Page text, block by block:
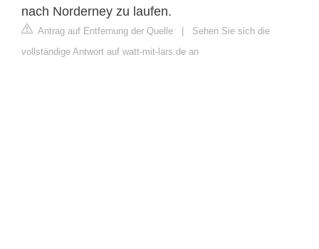
nach Norderney zu laufen.
Antrag auf Entfernung der Quelle | Sehen Sie sich die
vollständige Antwort auf watt-mit-lars.de an